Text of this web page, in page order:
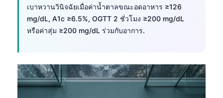
เบาหวานวินิจฉัยเมื่อค่าน้ำตาลขณะอดอาหาร ≥126
mg/dL, A1c ≥6.5%, OGTT 2 ชั่วโมง ≥200 mg/dL
หรือค่าสุ่ม ≥200 mg/dL ร่วมกับอาการ.
Tiếng Việt
ភាសាខ្មែរ
Kiswahili